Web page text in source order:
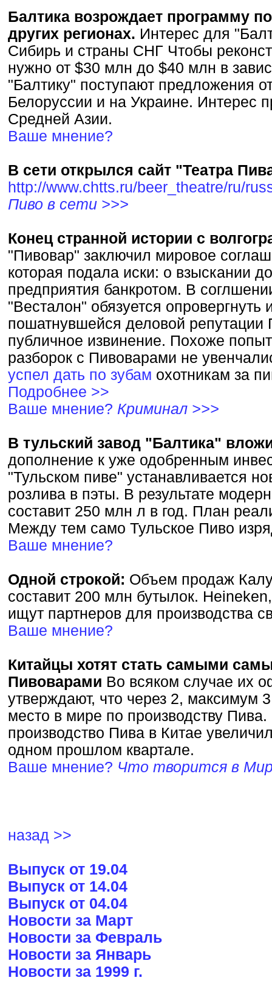
Балтика возрождает программу
других регионах. Интерес для
Сибирь и страны СНГ Чтобы
нужно от $30 млн до $40 млн в
"Балтику" поступают предложения
Белоруссии и на Украине. Интерес
Средней Азии.
Ваше мнение?
В сети открылся сайт "Театра
http://www.chtts.ru/beer_theatre/ru/
Пиво в сети >>>
Конец странной истории с
"Пивовар" заключил мировое
которая подала иски: о взыскании
предприятия банкротом. В
"Весталон" обязуется
пошатнувшейся деловой репутации
публичное извинение. Похоже
разборок с Пивоварами не
успел дать по зубам охотникам за
Подробнее >>
Ваше мнение? Криминал >>>
В тульский завод "Балтика"
дополнение к уже одобренным
"Тульском пиве" устанавливается
розлива в пэты. В результате
составит 250 млн л в год. План
Между тем само Тульское Пиво
Ваше мнение?
Одной строкой: Объем продаж
составит 200 млн бутылок.
ищут партнеров для производства
Ваше мнение?
Китайцы хотят стать самыми
Пивоварами Во всяком случае их
утверждают, что через 2, максимум
место в мире по производству Пива.
производство Пива в Китае
одном прошлом квартале.
Ваше мнение? Что творится в
назад >>
Выпуск от 19.04
Выпуск от 14.04
Выпуск от 04.04
Новости за Март
Новости за Февраль
Новости за Январь
Новости за 1999 г.